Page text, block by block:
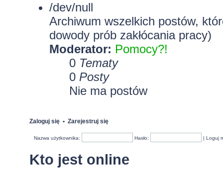
/dev/null
Archiwum wszelkich postów,
dowody prób zakłócania pracy)
Moderator: Pomocy?!
0 Tematy
0 Posty
Nie ma postów
Zaloguj się• Zarejestruj się
Nazwa użytkownika: Hasło: |Loguj
Kto jest online